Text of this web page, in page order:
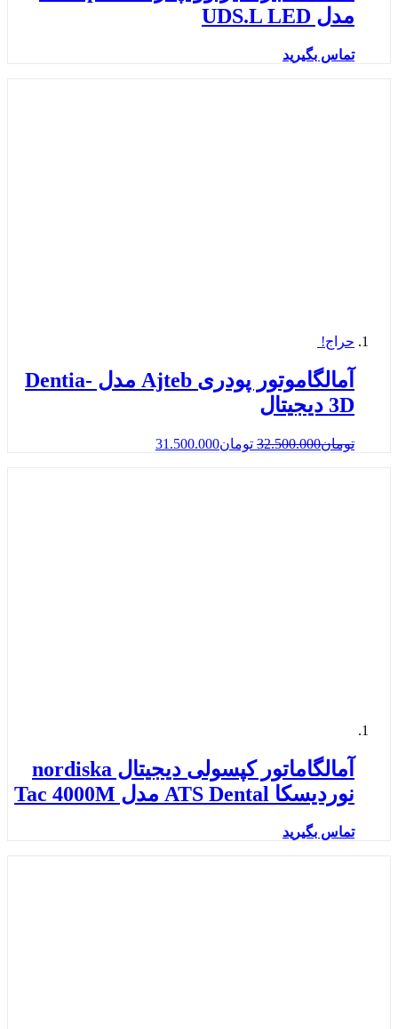
مدل UDS.L LED
تماس بگیرید
حراج!
آمالگاموتور پودری Ajteb مدل Dentia-
3D دیجیتال
تومان32.500.000 تومان31.500.000
آمالگاماتور کپسولی دیجیتال nordiska
نوردیسکا ATS Dental مدل Tac 4000M
تماس بگیرید